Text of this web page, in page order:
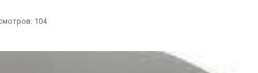
104